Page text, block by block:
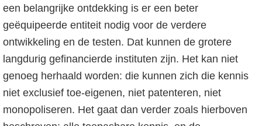
een belangrijke ontdekking is er een beter
geëquipeerde entiteit nodig voor de verdere
ontwikkeling en de testen. Dat kunnen de grotere
langdurig gefinancierde instituten zijn. Het kan niet
genoeg herhaald worden: die kunnen zich die kennis
niet exclusief toe-eigenen, niet patenteren, niet
monopoliseren. Het gaat dan verder zoals hierboven